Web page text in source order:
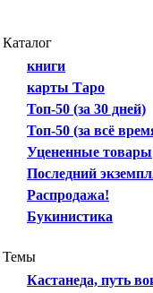
Каталог
книги
карты Таро
Топ-50 (за 30 дней)
Топ-50 (за всё
Уцененные товары
Последний
Распродажа!
Букинистика
Темы
Кастанеда, путь